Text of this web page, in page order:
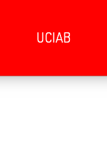
UCIAB